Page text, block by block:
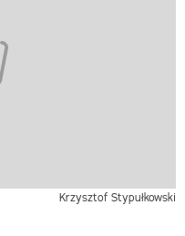
Krzysztof Stypułkowski